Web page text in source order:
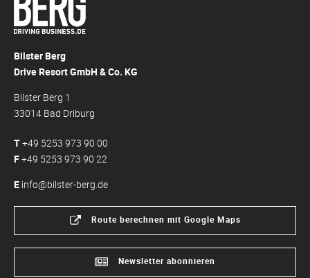
Bilster Berg
Drive Resort GmbH & Co. KG
Bilster Berg 1
33014 Bad Driburg
T+49 5253 973 90 00
F+49 5253 973 90 22
E info@bilster-berg.de
Route berechnen mit Google Maps
Newsletter abonnieren